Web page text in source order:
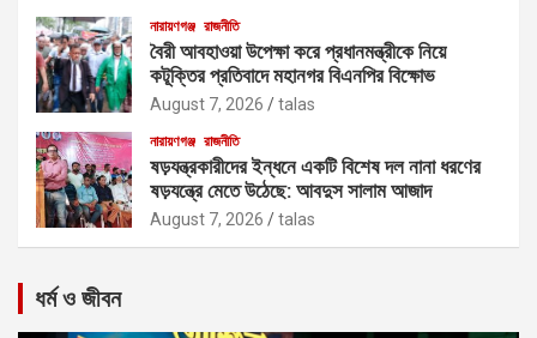
নারায়ণগঞ্জ রাজনীতি
বৈরী আবহাওয়া উপেক্ষা করে প্রধানমন্ত্রীকে নিয়ে
কটূক্তির প্রতিবাদে মহানগর বিএনপির বিক্ষোভ
August 7, 2026 talas
নারায়ণগঞ্জ রাজনীতি
ষড়যন্ত্রকারীদের ইন্ধনে একটি বিশেষ দল নানা ধরণের
ষড়যন্ত্রে মেতে উঠেছে: আবদুস সালাম আজাদ
August 7, 2026 talas
ধর্ম ও জীবন